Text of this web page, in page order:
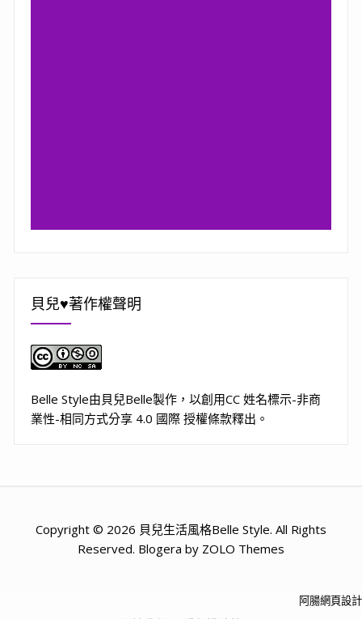
貝兒♥著作權聲明
Belle Style由貝兒Belle製作，以創用CC 姓名標示-非商
業性-相同方式分享 4.0 國際 授權條款釋出。
Copyright © 2026 貝兒生活風格Belle Style. All Rights
Reserved. Blogera by ZOLO Themes
阿腸網頁設計